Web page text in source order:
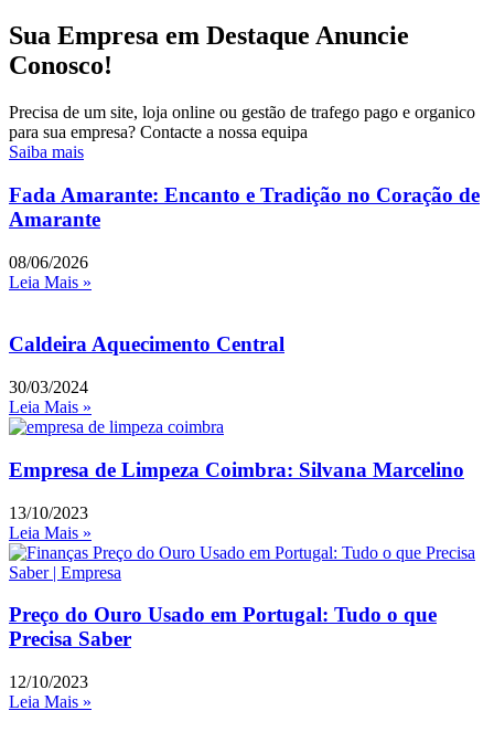
Sua Empresa em Destaque Anuncie
Conosco!
Precisa de um site, loja online ou gestão de trafego pago e organico
para sua empresa? Contacte a nossa equipa
Saiba mais
Fada Amarante: Encanto e Tradição no Coração de
Amarante
08/06/2026
Leia Mais »
Caldeira Aquecimento Central
30/03/2024
Leia Mais »
Empresa de Limpeza Coimbra: Silvana Marcelino
13/10/2023
Leia Mais »
Preço do Ouro Usado em Portugal: Tudo o que
Precisa Saber
12/10/2023
Leia Mais »